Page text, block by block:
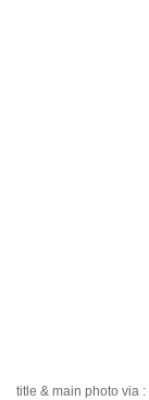
title & main photo via :